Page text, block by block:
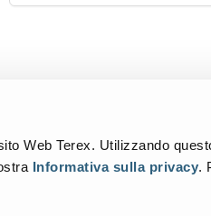
Web Terex. Utilizzando
Informativa sulla privacy.